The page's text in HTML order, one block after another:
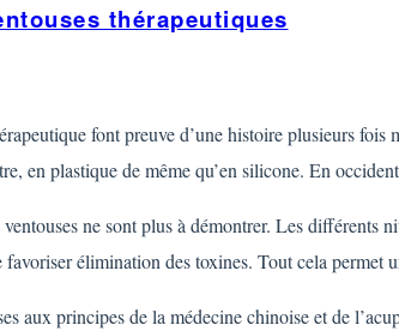
thérapeutiques
font preuve d’une histoire plusieurs
en plastique de même qu’en silicone. En
ne sont plus à démontrer. Les différents
élimination des toxines. Tout cela
aux principes de la médecine chinoise et de